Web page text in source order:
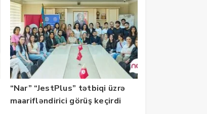
“Nar” “JestPlus” tətbiqi üzrə
maarifləndirici görüş keçirdi